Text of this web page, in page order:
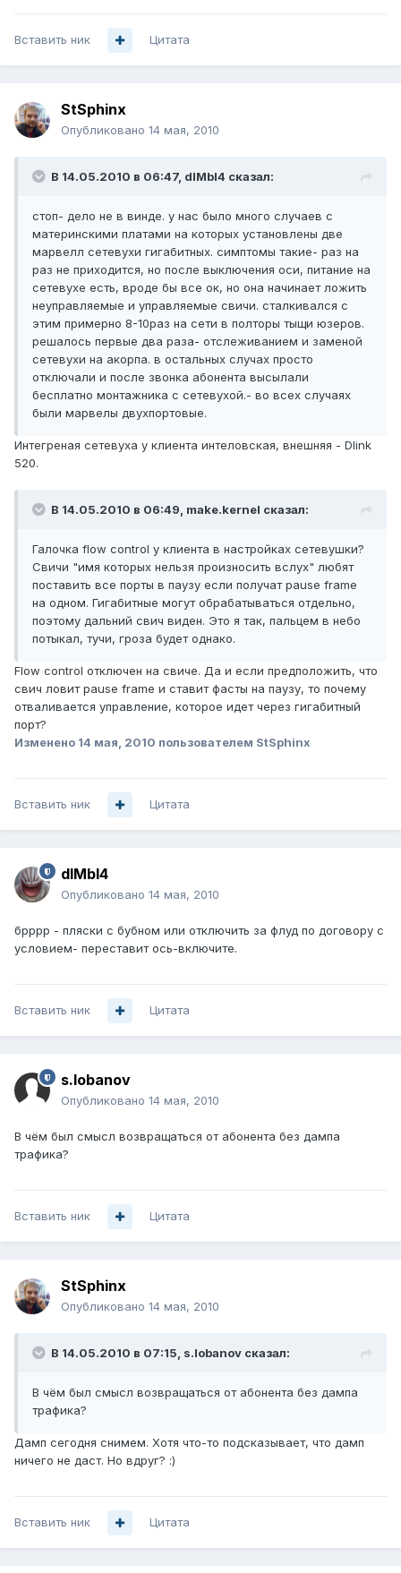
Вставить ник Цитата
StSphinx
Опубликовано 14 мая, 2010
В 14.05.2010 в 06:47, dIMbI4 сказал:
стоп- дело не в винде. у нас было много случаев с
материнскими платами на которых установлены две
марвелл сетевухи гигабитных. симптомы такие- раз на
раз не приходится, но после выключения оси, питание на
сетевухе есть, вроде бы все ок, но она начинает ложить
неуправляемые и управляемые свичи. сталкивался с
этим примерно 8-10раз на сети в полторы тыщи юзеров.
решалось первые два раза- отслеживанием и заменой
сетевухи на акорпа. в остальных случах просто
отключали и после звонка абонента высылали
бесплатно монтажника с сетевухой.- во всех случаях
были марвелы двухпортовые.
Интегреная сетевуха у клиента интеловская, внешняя - Dlink
520.
В 14.05.2010 в 06:49, make.kernel сказал:
Галочка flow control у клиента в настройках сетевушки?
Свичи "имя которых нельзя произносить вслух" любят
поставить все порты в паузу если получат pause frame
на одном. Гигабитные могут обрабатываться отдельно,
поэтому дальний свич виден. Это я так, пальцем в небо
потыкал, тучи, гроза будет однако.
Flow control отключен на свиче. Да и если предположить, что
свич ловит pause frame и ставит фасты на паузу, то почему
отваливается управление, которое идет через гигабитный
порт?
Изменено 14 мая, 2010 пользователем StSphinx
Вставить ник Цитата
dIMbI4
Опубликовано 14 мая, 2010
брррр - пляски с бубном или отключить за флуд по договору с
условием- переставит ось-включите.
Вставить ник Цитата
s.lobanov
Опубликовано 14 мая, 2010
В чём был смысл возвращаться от абонента без дампа
трафика?
Вставить ник Цитата
StSphinx
Опубликовано 14 мая, 2010
В 14.05.2010 в 07:15, s.lobanov сказал:
В чём был смысл возвращаться от абонента без дампа
трафика?
Дамп сегодня снимем. Хотя что-то подсказывает, что дамп
ничего не даст. Но вдруг? :)
Вставить ник Цитата